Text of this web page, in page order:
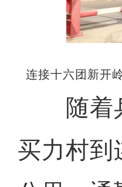
连接十六团新开
随着兵
买力村到